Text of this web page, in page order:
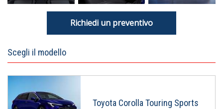
Richiedi un preventivo
Scegli il modello
Toyota Corolla Touring Sports